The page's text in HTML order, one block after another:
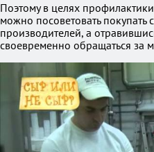
Поэтому в целях
можно посоветовать
производителей, а
своевременно обращаться